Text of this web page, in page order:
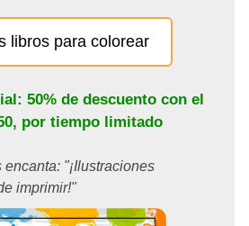
libros para colorear
50% de descuento con el
, por tiempo limitado
"¡Ilustraciones
imprimir!"